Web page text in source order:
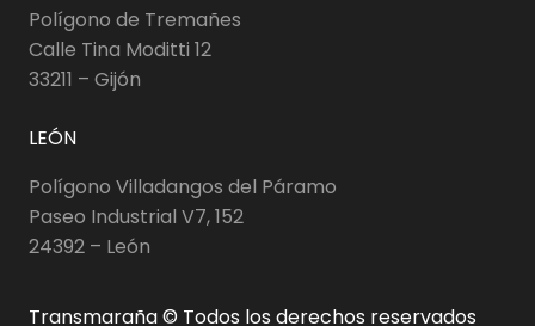
Polígono de Tremañes
Calle Tina Moditti 12
33211 – Gijón
LEÓN
Polígono Villadangos del Páramo
Paseo Industrial V7, 152
24392 – León
Transmaraña © Todos los derechos reservados